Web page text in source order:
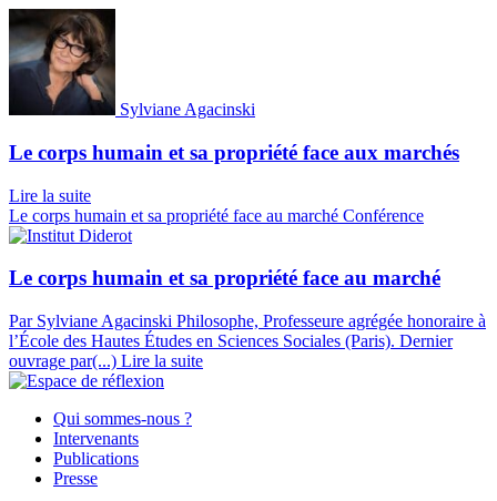
Sylviane Agacinski
Le corps humain et sa propriété face aux marchés
Lire la suite
Le corps humain et sa propriété face au marché Conférence
Le corps humain et sa propriété face au marché
Par Sylviane Agacinski Philosophe, Professeure agrégée honoraire à
l’École des Hautes Études en Sciences Sociales (Paris). Dernier
ouvrage par(...) Lire la suite
Qui sommes-nous ?
Intervenants
Publications
Presse